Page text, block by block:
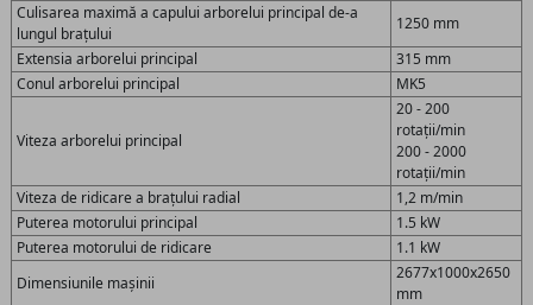
Culisarea maximă a capului arborelui principal de-a
lungul brațului
1250 mm
Extensia arborelui principal
315 mm
Conul arborelui principal
MK5
Viteza arborelui principal
20 - 200
rotații/min
200 - 2000
rotații/min
Viteza de ridicare a brațului radial
1,2 m/min
Puterea motorului principal
1.5 kW
Puterea motorului de ridicare
1.1 kW
Dimensiunile mașinii
2677x1000x2650
mm